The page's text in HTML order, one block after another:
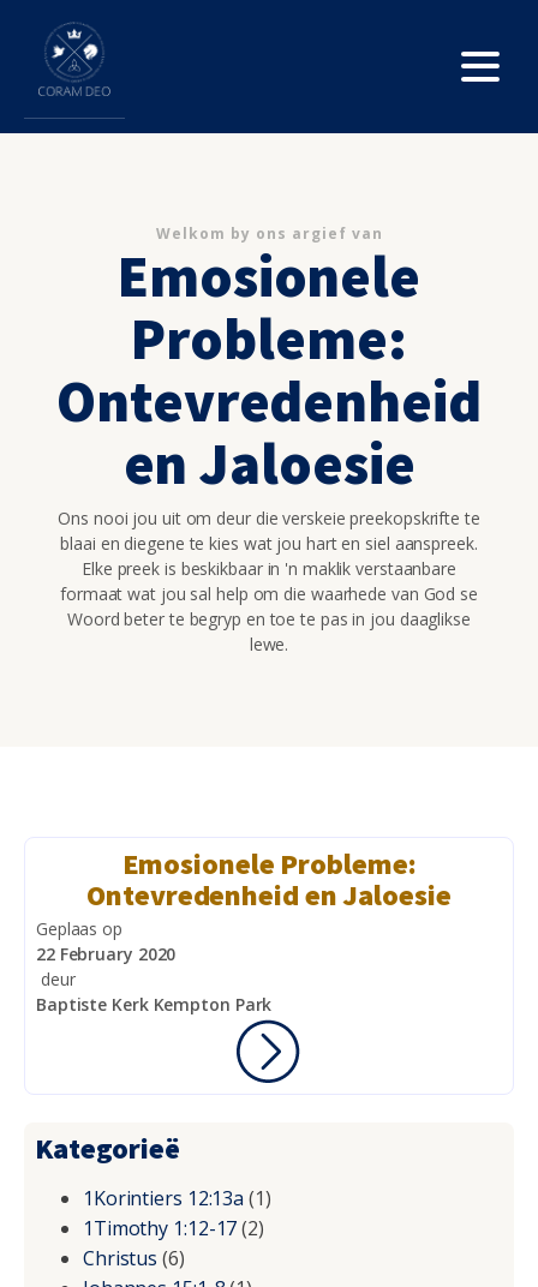
Welkom by ons argief van
Emosionele
Probleme:
Ontevredenheid
en Jaloesie
Ons nooi jou uit om deur die verskeie preekopskrifte te
blaai en diegene te kies wat jou hart en siel aanspreek.
Elke preek is beskikbaar in 'n maklik verstaanbare
formaat wat jou sal help om die waarhede van God se
Woord beter te begryp en toe te pas in jou daaglikse
lewe.
Emosionele Probleme:
Ontevredenheid en Jaloesie
Geplaas op
22 February 2020
deur
Baptiste Kerk Kempton Park
Kategorieë
1Korintiers 12:13a (1)
1Timothy 1:12-17(2)
Christus (6)